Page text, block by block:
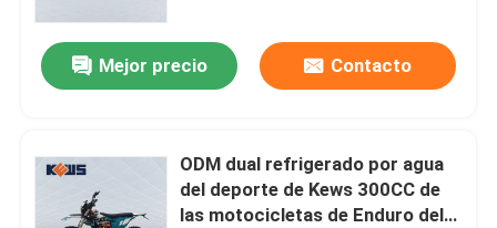
Mejor precio Contacto
ODM dual refrigerado por agua
del deporte de Kews 300CC de
las motocicletas de Enduro del